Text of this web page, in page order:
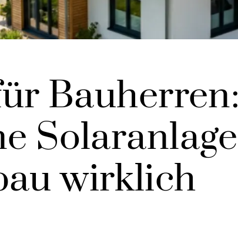
Bauherren:
Solaranlage
wirklich